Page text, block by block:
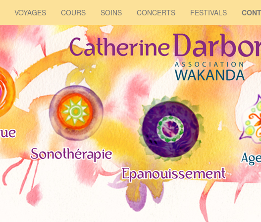
VOYAGES COURS SOINS CONCERTS FESTIVALS